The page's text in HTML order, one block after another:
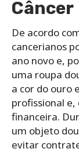
Câncer
De acordo
cancerianos
ano novo e,
uma roupa
a cor do ouro
profissional
financeira.
um objeto
evitar